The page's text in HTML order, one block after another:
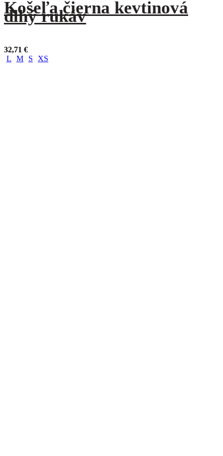
Košeľa čierna kevtinová
dlhý rukáv
32,71 €
L
M S XS